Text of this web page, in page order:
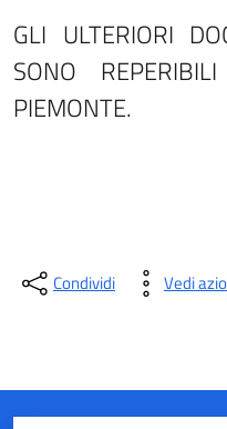
GLI ULTERIORI
SONO
PIEMONTE.
Condividi Vedi